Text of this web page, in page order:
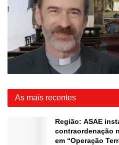
As mais recentes
Região: ASAE
contraordenação
em “Operação